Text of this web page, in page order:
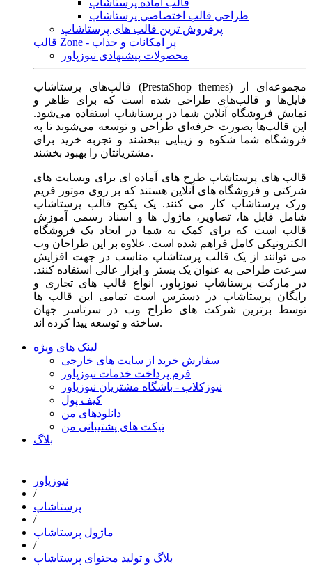
طراحی قالب اختصاصی پرستاشاپ
پرفروش ترین قالب های پرستاشاپ
قالب Zone - پر امکانات و جذاب
محصولات پیشنهادی نیوزپاور
قالب‌های پرستاشاپ (PrestaShop themes) مجموعه‌ای از
فایل‌ها و قالب‌های طراحی شده است که برای ظاهر و
نمایش فروشگاه آنلاین شما در پرستاشاپ استفاده می‌شود.
این قالب‌ها بصورت حرفه‌ای طراحی و توسعه می‌شوند تا به
فروشگاه شما شکوه و زیبایی ببخشند و تجربه خرید برای
مشتریانتان را بهبود بخشند.
قالب های پرستاشاپ طرح های آماده ای برای وبسایت های
شرکتی و فروشگاه های آنلاین هستند که بر روی موتور فریم
ورک پرستاشاپ کار می کنند. یک پکیج قالب پرستاشاپ
شامل فایل ها، تصاویر، ماژول ها و اسناد رسمی آموزش
قالب است که برای کمک به شما در ایجاد یک فروشگاه
الکترونیکی کامل فراهم شده است. علاوه بر این طراحان وب
می توانند از یک قالب پرستاشاپ مناسب در جهت افزایش
سرعت طراحی به عنوان یک بستر و ابزار عالی استفاده کنند.
در مارکت پرستاشاپ نیوزپاور، انواع قالب های تجاری و
رایگان پرستاشاپ در دسترس است تمامی این قالب ها
توسط برترین شرکت های طراح وب در سرتاسر جهان
ساخته و توسعه پیدا کرده اند.
لینک های ویژه
سفارش خرید از سایت های خارجی
فرم پرداخت خدمات نیوزپاور
نیوزکلاب - باشگاه مشتریان نیوزپاور
کیف پول
دانلودهای من
تیکت های پشتیبانی من
بلاگ
نیوزپاور
/
پرستاشاپ
/
ماژول پرستاشاپ
/
بلاگ و تولید محتوای پرستاشاپ